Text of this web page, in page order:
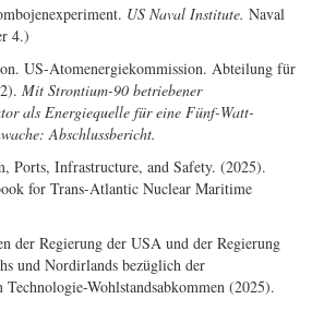
US Naval Institute. Naval
4.)
US-Atomenergiekommission. Abteilung für
Mit Strontium-90 betriebener
als Energiequelle für eine Fünf-Watt-
Abschlussbericht.
Ports, Infrastructure, and Safety. (2025).
for Trans-Atlantic Nuclear Maritime
der Regierung der USA und der Regierung
und Nordirlands bezüglich der
Wohlstandsabkommen (2025).